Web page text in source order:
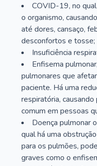
COVID-19, no
o organismo,
até dores, cansaço,
desconfortos e tosse;
Insuficiência
Enfisema
pulmonares que
paciente. Há uma
respiratória,
comum em pessoas
Doença pulmonar
qual há uma
para os pulmões,
graves como o